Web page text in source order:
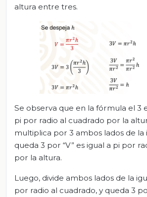
altura entre tres.
Se observa que en la fórmula el 3
pi por radio al cuadrado por la
multiplica por 3 ambos lados de la
queda 3 por “V” es igual a pi por
por la altura.
Luego, divide ambos lados de la
por radio al cuadrado, y queda 3